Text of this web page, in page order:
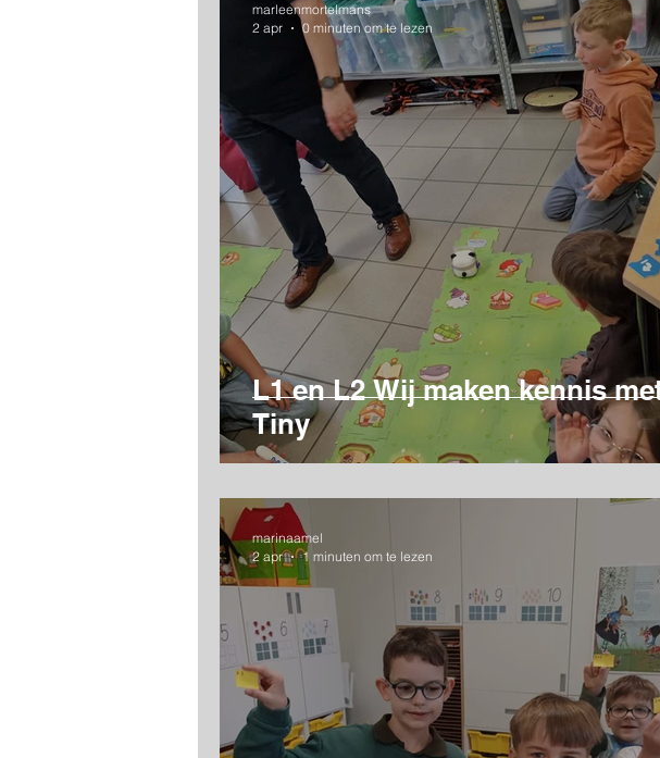
L1 en L2 Wij maken kennis
Tiny
marleenmortelmans
2 apr
0 minuten om te lezen
marinaamel
2 apr
1 minuten om te lezen